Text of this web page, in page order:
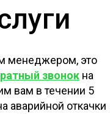
менеджером, это
звонок на
вам в течении 5
аварийной откачки